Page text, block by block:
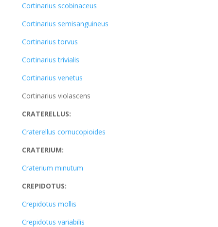
Cortinarius scobinaceus
Cortinarius semisanguineus
Cortinarius torvus
Cortinarius trivialis
Cortinarius venetus
Cortinarius violascens
CRATERELLUS:
Craterellus cornucopioides
CRATERIUM:
Craterium minutum
CREPIDOTUS:
Crepidotus mollis
Crepidotus variabilis